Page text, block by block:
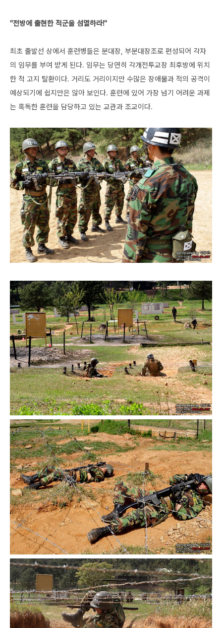
"전방에 출현한 적군을 섬멸하라!"
최초 출발선 상에서 훈련병들은 분대장, 부분대장조로 편성되어 각자
의 임무를 부여 받게 된다. 임무는 당연히 각개전투교장 최후방에 위치
한 적 고지 탈환이다. 거리도 거리이지만 수많은 장애물과 적의 공격이
예상되기에 쉽지만은 않아 보인다. 훈련에 있어 가장 넘기 어려운 과제
는 혹독한 훈련을 담당하고 있는 교관과 조교이다.